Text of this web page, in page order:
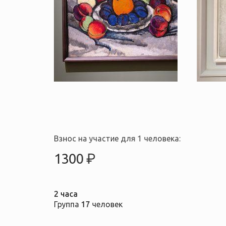
Взнос на участие для 1 человека:
1300 ₽
2 часа
Группа 17 человек